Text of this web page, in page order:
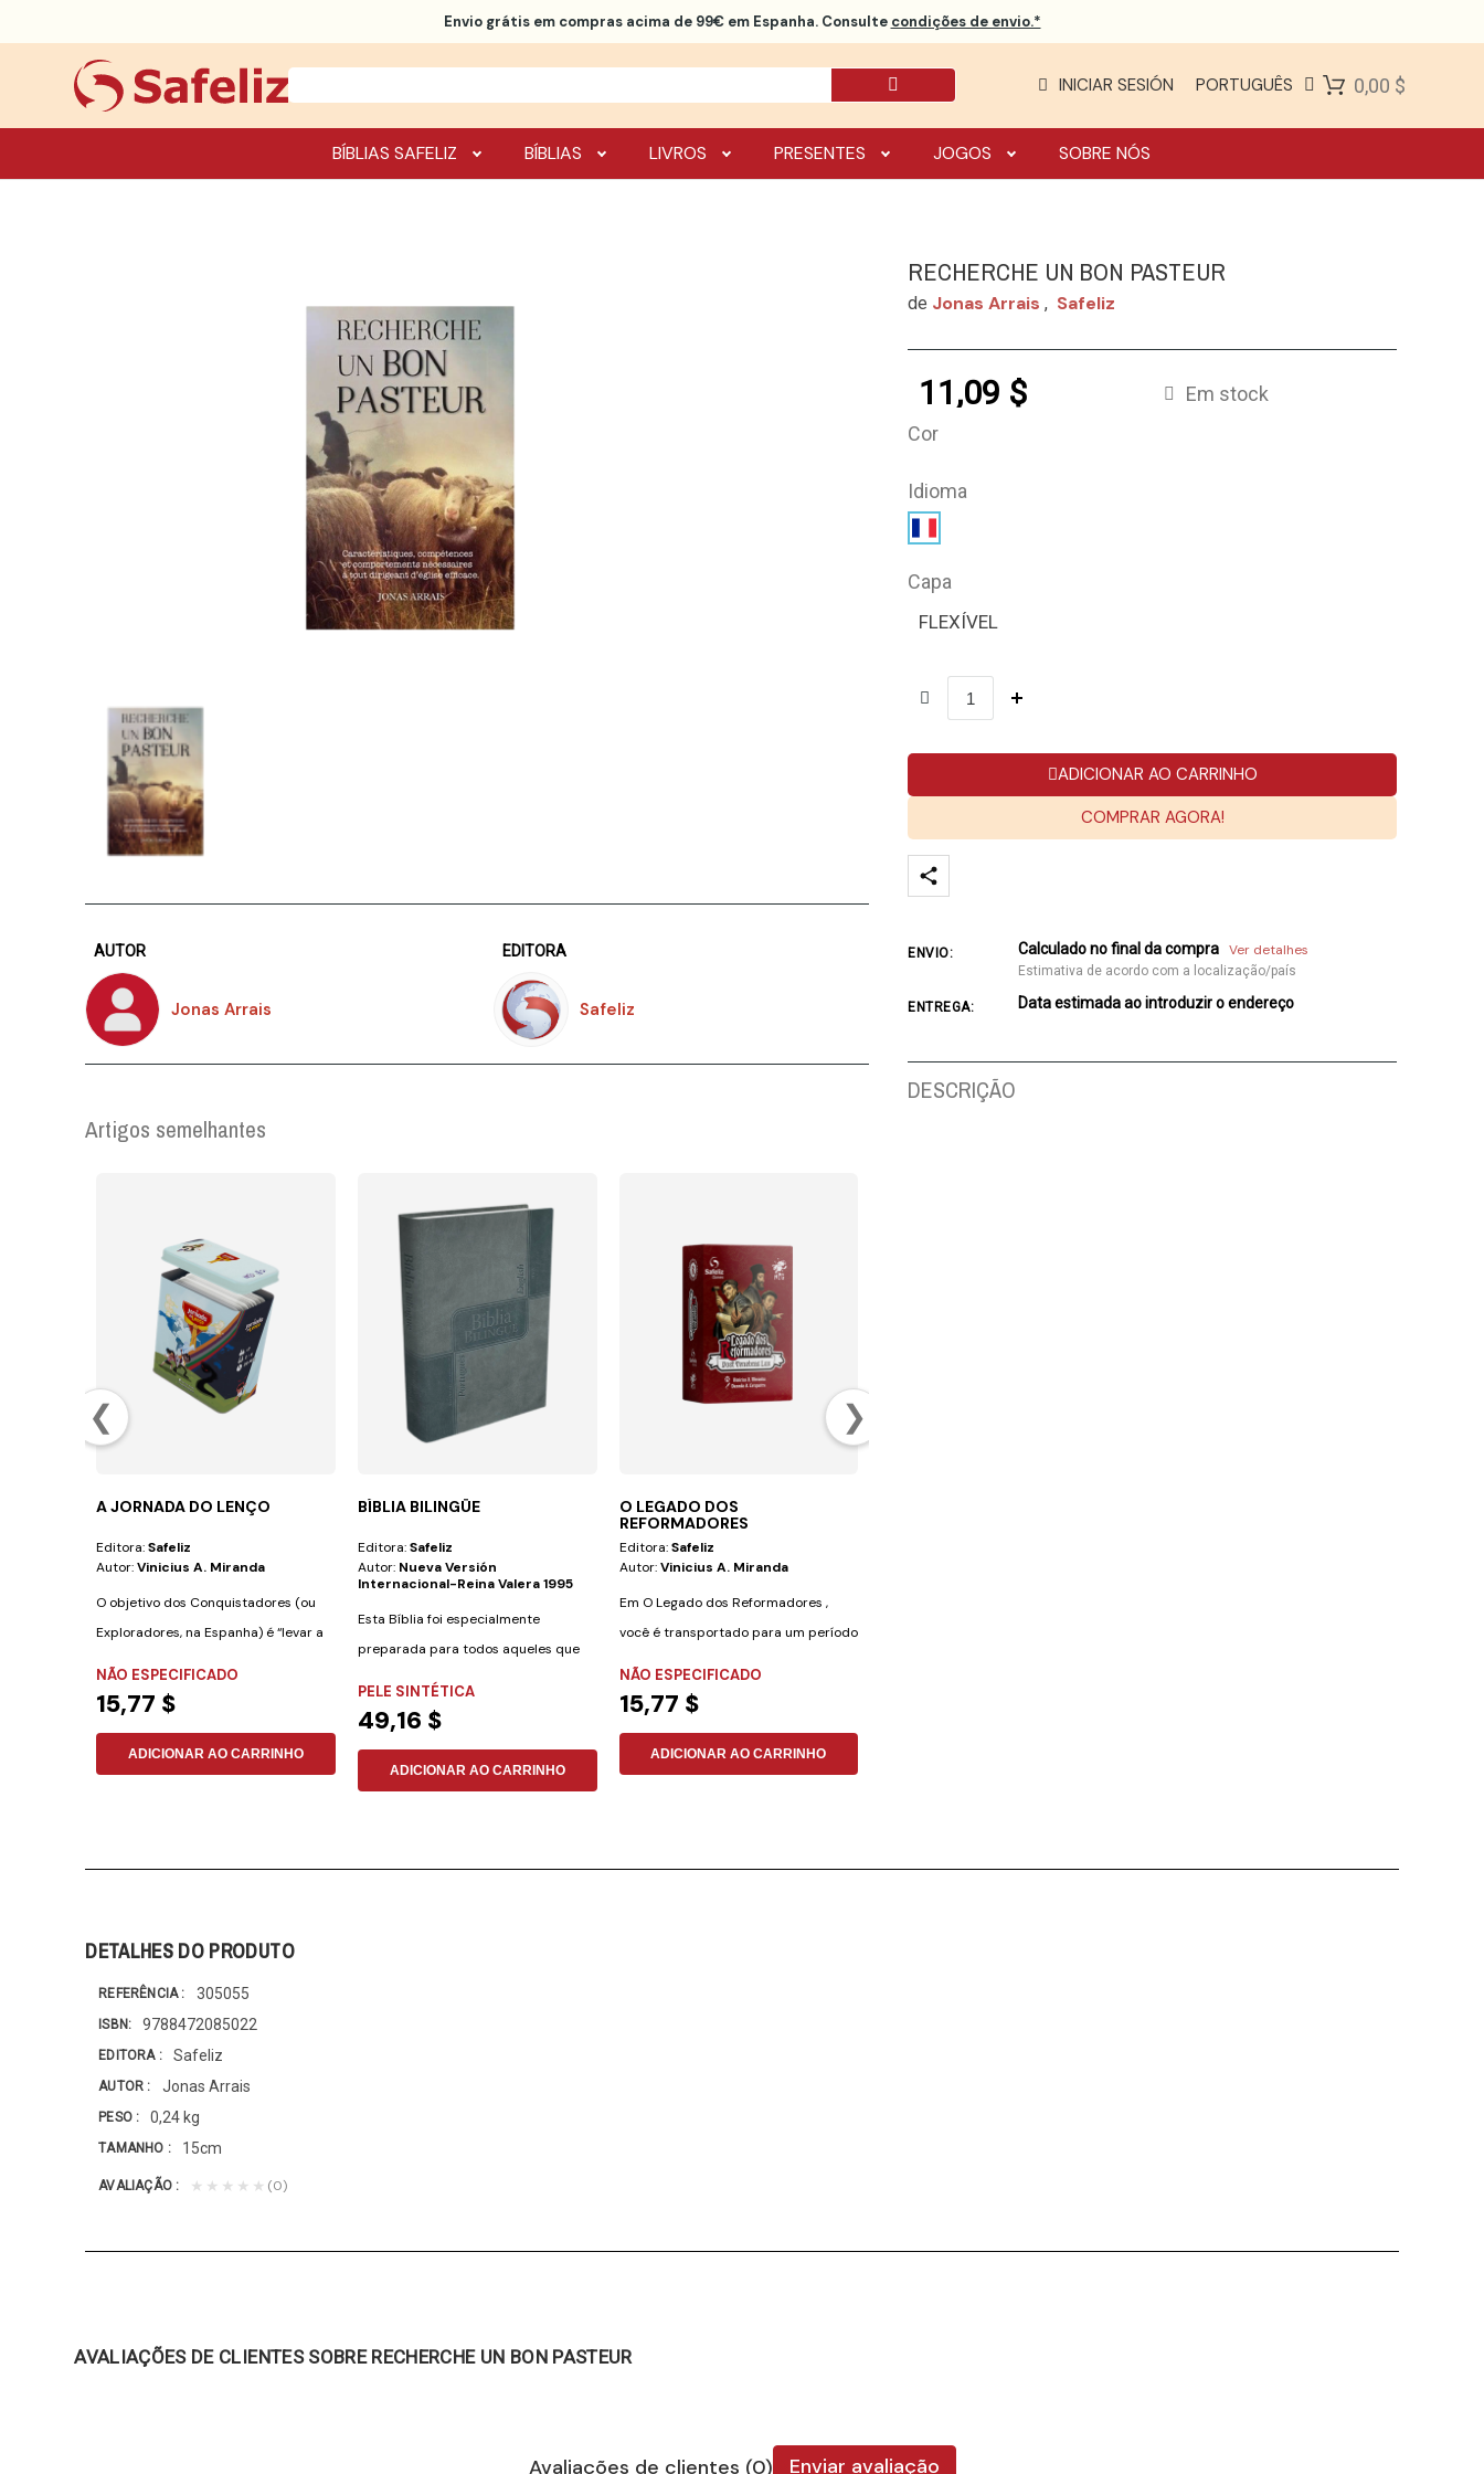
Envio grátisem compras acima de 99€ em Espanha. Consulte condições de envio.*
INICIAR SESIÓN PORTUGUÊS 0,00 $
BÍBLIAS SAFELIZ BÍBLIAS LIVROS PRESENTES JOGOS SOBRE NÓS
AUTOR
Jonas Arrais
EDITORA
Safeliz
Artigos semelhantes
❮ ❯
A JORNADA DO LENÇO
Editora:Safeliz
Autor:Vinicius A. Miranda
O objetivo dos Conquistadores (ou
Exploradores, na Espanha) é “levar a
NÃO ESPECIFICADO
15,77 $
ADICIONAR AO CARRINHO
BÍBLIA BILINGÜE
Editora:Safeliz
Autor: Nueva Versión
Internacional-Reina Valera 1995
Esta Bíblia foi especialmente
preparada para todos aqueles que
desejam aprender...
PELE SINTÉTICA
49,16 $
ADICIONAR AO CARRINHO
O LEGADO DOS
REFORMADORES
Editora:Safeliz
Autor:Vinicius A. Miranda
Em O Legado dos Reformadores ,
você é transportado para um período
NÃO ESPECIFICADO
15,77 $
ADICIONAR AO CARRINHO
RECHERCHE UN BON PASTEUR
de Jonas Arrais , Safeliz
11,09 $
Em stock
Cor
Idioma
Capa
FLEXÍVEL
ADICIONAR AO CARRINHO
COMPRAR AGORA!
ENVIO: Calculado no final da compra Ver detalhes
Estimativa de acordo com a localização/país
ENTREGA: Data estimada ao introduzir o endereço
DESCRIÇÃO
DETALHES DO PRODUTO
REFERÊNCIA 305055
ISBN 9788472085022
EDITORA Safeliz
AUTOR Jonas Arrais
PESO 0,24 kg
TAMANHO 15cm
AVALIAÇÃO ★★★★★ (0)
AVALIAÇÕES DE CLIENTES SOBRE RECHERCHE UN BON PASTEUR
Avaliações de clientes (0) Enviar avaliação